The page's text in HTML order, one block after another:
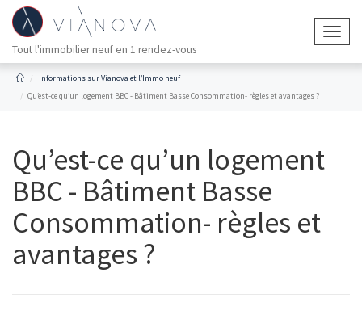
Tout l'immobilier neuf en 1 rendez-vous
Informations sur Vianova et l’Immo neuf
Qu’est-ce qu’un logement BBC - Bâtiment Basse Consommation- règles et avantages ?
Qu’est-ce qu’un logement
BBC - Bâtiment Basse
Consommation- règles et
avantages ?